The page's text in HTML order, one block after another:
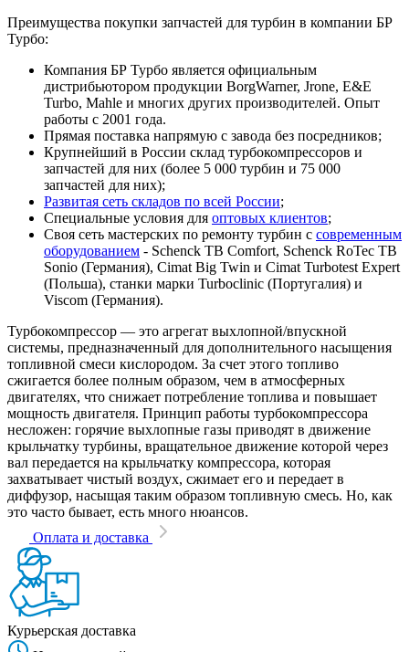
Преимущества покупки запчастей для турбин в компании БР
Турбо:
Компания БР Турбо является официальным
дистрибьютором продукции BorgWarner, Jrone, E&E
Turbo, Mahle и многих других производителей. Опыт
работы с 2001 года.
Прямая поставка напрямую с завода без посредников;
Крупнейший в России склад турбокомпрессоров и
запчастей для них (более 5 000 турбин и 75 000
запчастей для них);
Развитая сеть складов по всей России;
Специальные условия для оптовых клиентов;
Своя сеть мастерских по ремонту турбин с современным
оборудованием - Schenck TB Comfort, Schenck RoTec TB
Sonio (Германия), Cimat Big Twin и Cimat Turbotest Expert
(Польша), станки марки Turboclinic (Португалия) и
Viscom (Германия).
Турбокомпрессор — это агрегат выхлопной/впускной
системы, предназначенный для дополнительного насыщения
топливной смеси кислородом. За счет этого топливо
сжигается более полным образом, чем в атмосферных
двигателях, что снижает потребление топлива и повышает
мощность двигателя. Принцип работы турбокомпрессора
несложен: горячие выхлопные газы приводят в движение
крыльчатку турбины, вращательное движение которой через
вал передается на крыльчатку компрессора, которая
захватывает чистый воздух, сжимает его и передает в
диффузор, насыщая таким образом топливную смесь. Но, как
это часто бывает, есть много нюансов.
Оплата и доставка
Курьерская доставка